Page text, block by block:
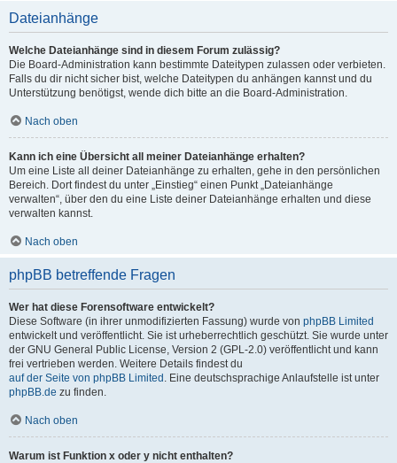
Dateianhänge
Welche Dateianhänge sind in diesem Forum zulässig?
Die Board-Administration kann bestimmte Dateitypen zulassen oder verbieten.
Falls du dir nicht sicher bist, welche Dateitypen du anhängen kannst und du
Unterstützung benötigst, wende dich bitte an die Board-Administration.
Nach oben
Kann ich eine Übersicht all meiner Dateianhänge erhalten?
Um eine Liste all deiner Dateianhänge zu erhalten, gehe in den persönlichen
Bereich. Dort findest du unter „Einstieg“ einen Punkt „Dateianhänge
verwalten“, über den du eine Liste deiner Dateianhänge erhalten und diese
verwalten kannst.
Nach oben
phpBB betreffende Fragen
Wer hat diese Forensoftware entwickelt?
Diese Software (in ihrer unmodifizierten Fassung) wurde von phpBB Limited
entwickelt und veröffentlicht. Sie ist urheberrechtlich geschützt. Sie wurde unter
der GNU General Public License, Version 2 (GPL-2.0) veröffentlicht und kann
frei vertrieben werden. Weitere Details findest du
auf der Seite von phpBB Limited . Eine deutschsprachige Anlaufstelle ist unter
phpBB.de zu finden.
Nach oben
Warum ist Funktion x oder y nicht enthalten?